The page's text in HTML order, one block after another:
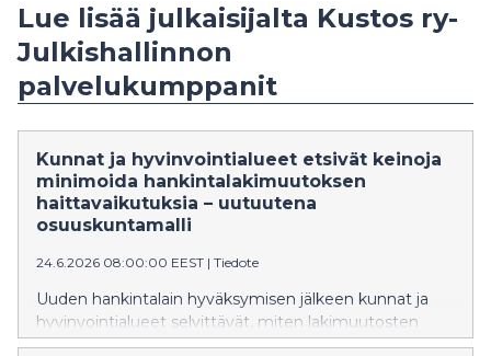
Lue lisää julkaisijalta Kustos ry-
Julkishallinnon
palvelukumppanit
Kunnat ja hyvinvointialueet etsivät keinoja
minimoida hankintalakimuutoksen
haittavaikutuksia – uutuutena
osuuskuntamalli
24.6.2026 08:00:00 EEST | Tiedote
Uuden hankintalain hyväksymisen jälkeen kunnat ja
hyvinvointialueet selvittävät, miten lakimuutosten
aiheuttamia merkittäviä muutoskustannuksia ja